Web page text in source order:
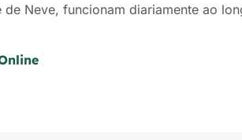
de Neve, funcionam diariamente ao